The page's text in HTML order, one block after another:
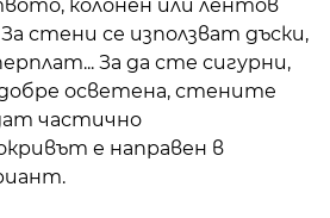
колонен или лентов
За стени се използват дъски,
... За да сте сигурни,
осветена, стените
частично
е направен в